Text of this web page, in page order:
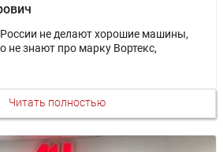
не делают хорошие машины,
не знают про марку Вортекс,
Читать полностью